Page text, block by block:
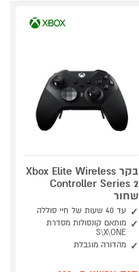
בקר Xbox Elite Wireless
Controller Series 2
‏שחור
עד 40 שעות של חיי סוללה
מותאם קונסולות מסדרת
S\X\ONE
מהדורה מוגבלת